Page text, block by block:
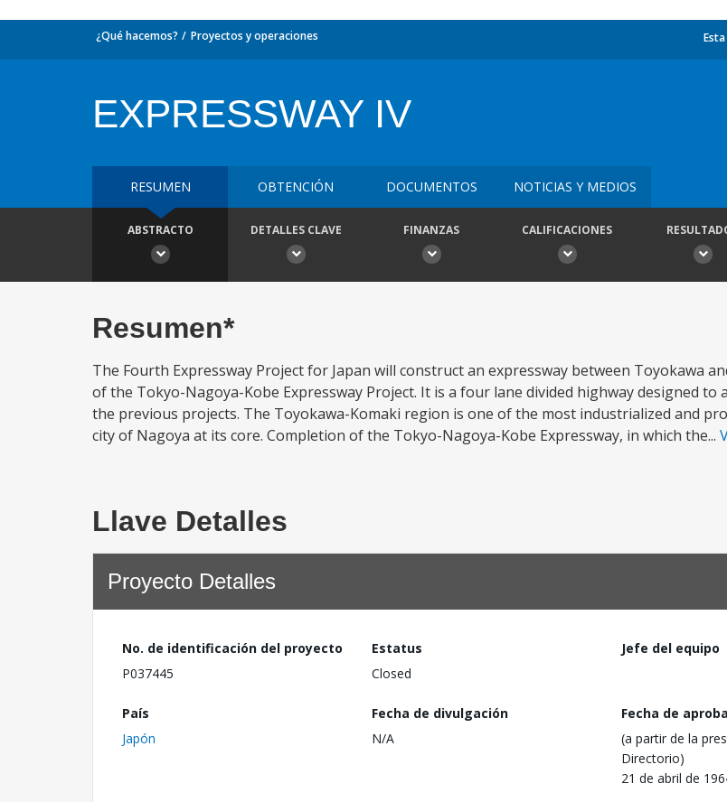
¿Qué hacemos? Proyectos y operaciones
EXPRESSWAY IV
RESUMEN OBTENCIÓN DOCUMENTOS NOTICIAS Y MEDIOS
ABSTRACTO DETALLES CLAVE FINANZAS CALIFICACIONES
Resumen*
The Fourth Expressway Project for Japan will construct an expressway between Toyokawa
of the Tokyo-Nagoya-Kobe Expressway Project. It is a four lane divided highway designed to
the previous projects. The Toyokawa-Komaki region is one of the most industrialized and
city of Nagoya at its core. Completion of the Tokyo-Nagoya-Kobe Expressway, in which the...
Llave Detalles
Proyecto Detalles
No. de identificación del proyecto
P037445
Estatus
Closed
Jefe del equipo
País
Japón
Fecha de divulgación
N/A
Fecha de
(a partir de la
Directorio)
21 de abril de